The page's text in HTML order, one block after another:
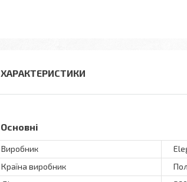
ХАРАКТЕРИСТИКИ
Основні
Виробник
Країна виробник